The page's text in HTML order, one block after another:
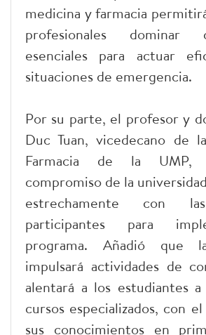
medicina y farmacia
profesionales dominar
esenciales para actuar
situaciones de emergencia.
Por su parte, el profesor y
Duc Tuan, vicedecano de
Farmacia de la UMP,
compromiso de la
estrechamente con
participantes para
programa. Añadió que
impulsará actividades de
alentará a los estudiantes
cursos especializados, con
sus conocimientos en